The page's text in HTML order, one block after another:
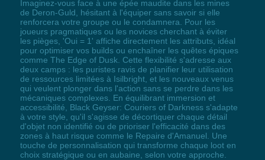
Imaginez-vous face à une épée maudite dans les mines
de Deron-Guld, hésitant à l'équiper sans savoir si elle
renforcera votre groupe ou le condamnera. Pour les
joueurs pragmatiques ou les novices cherchant à éviter
les pièges, 'Oui = 1' affiche directement les attributs, idéal
pour optimiser vos builds ou enchaîner les quêtes épiques
comme The Edge of Dusk. Cette flexibilité s'adresse aux
deux camps : les puristes ravis de planifier leur utilisation
de ressources limitées à Isilbright, et les nouveaux venus
qui veulent plonger dans l'action sans se perdre dans les
mécaniques complexes. En équilibrant immersion et
accessibilité, Black Geyser: Couriers of Darkness s'adapte
à votre style, qu'il s'agisse de décortiquer chaque détail
d'objet non identifié ou de prioriser l'efficacité dans des
zones à haut risque comme le Repaire d'Amanuel. Une
touche de personnalisation qui transforme chaque loot en
choix stratégique ou en aubaine, selon votre approche.